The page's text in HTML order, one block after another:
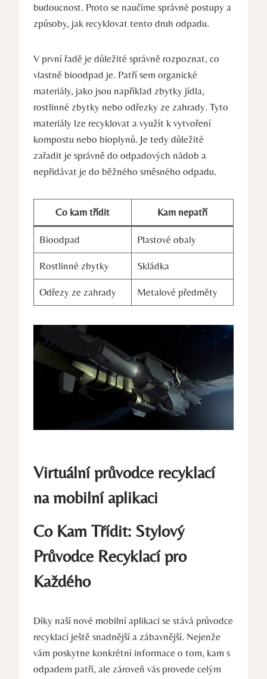
budoucnost. Proto se naučíme správné postupy a
způsoby, jak recyklovat tento druh odpadu.
V první řadě je důležité správně rozpoznat, co
vlastně bioodpad je. Patří sem organické
materiály, jako jsou například zbytky jídla,
rostlinné zbytky nebo odřezky ze zahrady. Tyto
materiály lze recyklovat a využít k vytvoření
kompostu nebo bioplynů. Je tedy důležité
zařadit je správně do odpadových nádob a
nepřidávat je do běžného směsného odpadu.
Co kam třídit Kam nepatří
Bioodpad Plastové obaly
Rostlinné zbytky Skládka
Odřezy ze zahrady Metalové předměty
Virtuální průvodce recyklací
na mobilní aplikaci
Co Kam Třídit: Stylový
Průvodce Recyklací pro
Každého
Díky naší nové mobilní aplikaci se stává průvodce
recyklací ještě snadnější a zábavnější. Nejenže
vám poskytne konkrétní informace o tom, kam s
odpadem patří, ale zároveň vás provede celým